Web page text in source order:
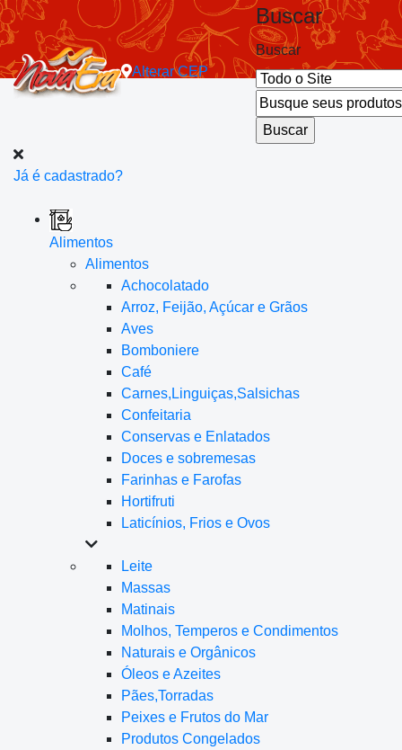
AlterarCEP
Buscar
Buscar
Já é cadastrado?
Alimentos
Alimentos
Achocolatado
Arroz, Feijão, Açúcar e Grãos
Aves
Bomboniere
Café
Carnes,Linguiças,Salsichas
Confeitaria
Conservas e Enlatados
Doces e sobremesas
Farinhas e Farofas
Hortifruti
Laticínios, Frios e Ovos
Leite
Massas
Matinais
Molhos, Temperos e Condimentos
Naturais e Orgânicos
Óleos e Azeites
Pães,Torradas
Peixes e Frutos do Mar
Produtos Congelados